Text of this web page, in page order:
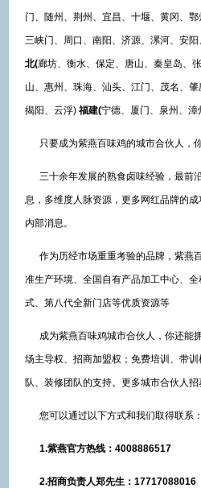
门、随州、荆州、宜昌、十堰、黄冈、鄂
三峡门、周口、南阳、济源、漯河、安
北(廊坊、衡水、保定、唐山、秦皇岛、
山、惠州、珠海、汕头、江门、茂名、肇
揭阳、云浮) 福建(宁德、厦门、泉州、
只要成为紫燕百味鸡的城市合伙人，
三十余年发展的熟食卤味经验，最前
息，多维度人脉资源，更多网红品牌的
内部消息。
作为历经市场重重考验的品牌，紫燕
准生产环境、全国自有产品加工中心、
式、第八代全新门店等优质资源等
成为紫燕百味鸡城市合伙人，你还能
场主导权、招商加盟权；免费培训、带
队、装修团队的支持。更多城市合伙人招
您可以通过以下方式和我们取得联系：
1.紫燕官方热线：4008886517
2.招商负责人郑先生：17717088016